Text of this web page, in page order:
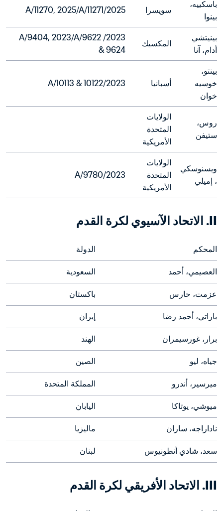
بينوا
سويسرا 2025/A/11270, 2025/A/11271
أدام، آنا
المكسيك
2023/A/9404, 2023/A/9622
& 9624
خوان
أسبانيا 2023/A/10113 & 10122
ستيفن
الأمريكية
ويسنوسكي
، إميلي
الأمريكية
2023/A/9780
II. الاتحاد الآسيوي لكرة القدم
المحكم الدولة
العصيمي، أحمد السعودية
عزمت، حارس باكستان
باراتي، أحمد رضا إيران
برار، غورسيمران الهند
جياه، ليو الصين
ميرسير، أندرو المملكة المتحدة
ميوشي، يوتاكا اليابان
ناداراجه، ساران ماليزيا
سعد، شادي أنطونيوس لبنان
III. الاتحاد الأفريقي لكرة القدم